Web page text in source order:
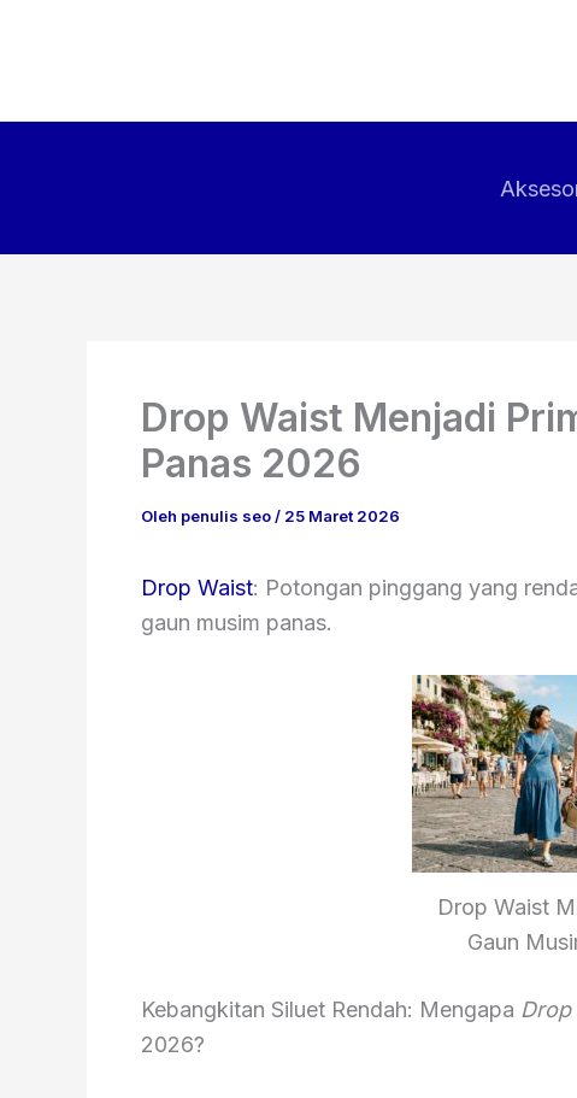
Drop Waist Menjadi
Panas 2026
Oleh penulis seo/ 25 Maret 2026
Drop Waist: Potongan pinggang yang
gaun musim panas.
Drop Waist
Gaun
Kebangkitan Siluet Rendah: Mengapa Drop
2026?